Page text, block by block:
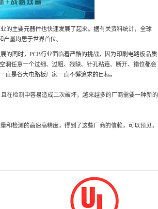
的主要元器件也快速发展了起来。据有关资料统计，全球
量均居于世界首位。
同时，PCB行业面临着严酷的挑战，因为印刷电路板品质
洞任意一个过细、过粗、残缺、针孔粘连、断开、错位都会
是各大电路板厂家一直不懈追求的目标。
在检测中容易造成二次破坏，越来越多的厂商需要一种新的
检测的高速高精度，得到了这些厂商的信赖，可以预见，